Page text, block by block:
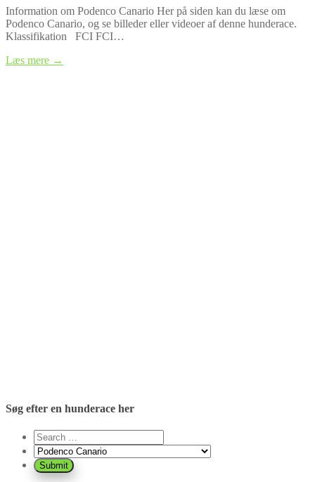
Information om Podenco Canario Her på siden kan du læse om
Podenco Canario, og se billeder eller videoer af denne hunderace.
Klassifikation FCI FCI…
Læs mere →
Søg efter en hunderace her